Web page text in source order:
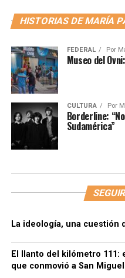
HISTORIAS DE MARÍA
FEDERAL Por
Museo del
CULTURA Por
Borderline:
Sudamérica”
La ideología, una cuestión
El llanto del kilómetro 111:
que conmovió a San